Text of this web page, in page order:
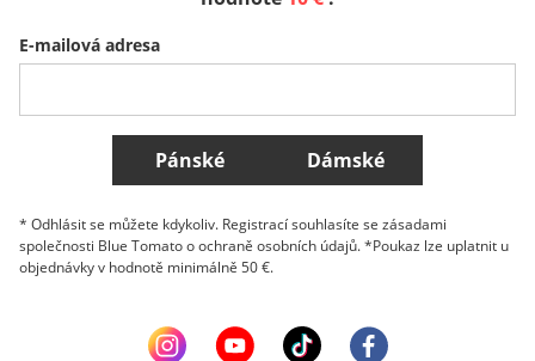
Belgique (Français) Danmark Norge
Všechny země
E-mailová adresa
Pánské Dámské
* Odhlásit se můžete kdykoliv. Registrací souhlasíte se zásadami
společnosti Blue Tomato o ochraně osobních údajů. *Poukaz lze uplatnit u
objednávky v hodnotě minimálně 50 €.